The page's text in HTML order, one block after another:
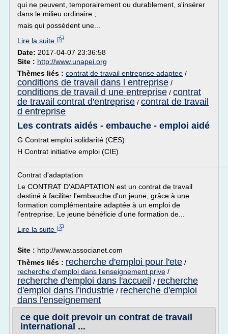
qui ne peuvent, temporairement ou durablement, s'insérer
dans le milieu ordinaire ;
mais qui possèdent une...
Lire la suite
Date: 2017-04-07 23:36:58
Site : http://www.unapei.org
Thèmes liés : contrat de travail entreprise adaptee /
conditions de travail dans l entreprise /
conditions de travail d une entreprise / contrat
de travail contrat d'entreprise / contrat de travail
d entreprise
Les contrats aidés - embauche - emploi aidé
G Contrat emploi solidarité (CES)
H Contrat initiative emploi (CIE)
Contrat d'adaptation
Le CONTRAT D'ADAPTATION est un contrat de travail
destiné à faciliter l'embauche d'un jeune, grâce à une
formation complémentaire adaptée à un emploi de
l'entreprise. Le jeune bénéficie d'une formation de...
Lire la suite
Site : http://www.associanet.com
Thèmes liés : recherche d'emploi pour l'ete /
recherche d'emploi dans l'enseignement prive /
recherche d'emploi dans l'accueil / recherche
d'emploi dans l'industrie / recherche d'emploi
dans l'enseignement
ce que doit prevoir un contrat de travail
international ...